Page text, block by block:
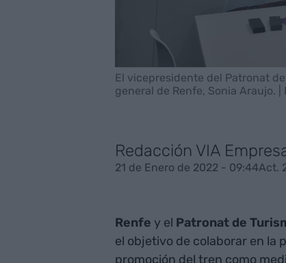
El vicepresidente del Patronat
general de Renfe, Sonia Araujo. |
Redacción VIA
21 de Enero de 2022 - 09:44Act.
Renfe y el Patronat de
el objetivo de colaborar en la
promoción del tren como